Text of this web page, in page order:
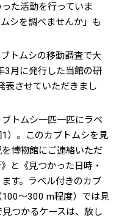
た活動を行っていま
シを調べませんか」も
トムシの移動調査で大
3月に発行した当館の研
表させていただきまし
トムシ一匹一匹にラベ
）。このカブトムシを見
博物館にご連絡いただ
と《見つかった日時・
す。ラベル付きのカブ
100～300 m程度）では見
つかるケースは、放し